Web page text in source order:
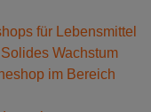
für Lebensmittel
Wachstum
im Bereich